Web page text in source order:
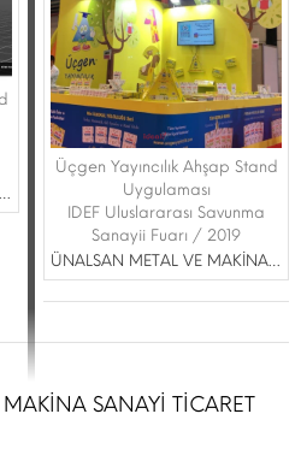
Üçgen Yayıncılık Ahşap Stand
Uygulaması
IDEF Uluslararası Savunma
Sanayii Fuarı / 2019
ÜNALSAN METAL VE MAKİNA SANAYİ TİCARET A.Ş.
SANAYİ TİCARET